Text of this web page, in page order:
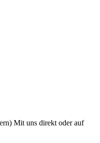
Mit uns direkt oder auf